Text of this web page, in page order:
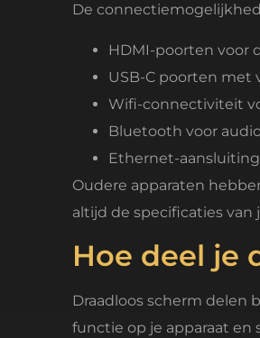
De
HDMI-poorten voor
USB-C poorten
Wifi-connectiviteit
Bluetooth voor
Ethernet-
Oudere apparaten
altijd de specificaties
Hoe deel je
Draadloos scherm
functie op je apparaat